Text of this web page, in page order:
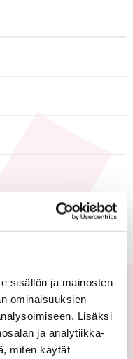
sisällön ja mainosten
ominaisuuksien
Lisäksi
ja analytiikka-
miten käytät